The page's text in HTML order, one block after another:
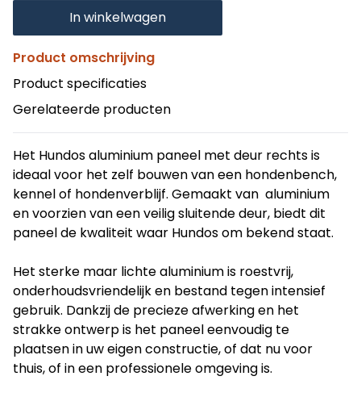
In winkelwagen
Product omschrijving
Product specificaties
Gerelateerde producten
Het Hundos aluminium paneel met deur rechts is
ideaal voor het zelf bouwen van een hondenbench,
kennel of hondenverblijf. Gemaakt van aluminium
en voorzien van een veilig sluitende deur, biedt dit
paneel de kwaliteit waar Hundos om bekend staat.
Het sterke maar lichte aluminium is roestvrij,
onderhoudsvriendelijk en bestand tegen intensief
gebruik. Dankzij de precieze afwerking en het
strakke ontwerp is het paneel eenvoudig te
plaatsen in uw eigen constructie, of dat nu voor
thuis, of in een professionele omgeving is.